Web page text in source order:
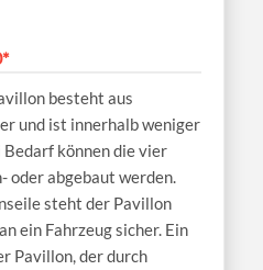
besteht aus
und ist innerhalb weniger
können die vier
oder abgebaut werden.
steht der Pavillon
ein Fahrzeug sicher. Ein
Pavillon, der durch